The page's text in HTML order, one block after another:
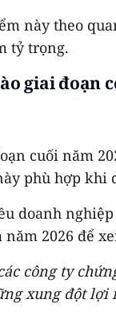
này theo
tỷ trọng.
giai đoạn
cuối năm
phù hợp khi
doanh
2026 để
công ty
xung đột